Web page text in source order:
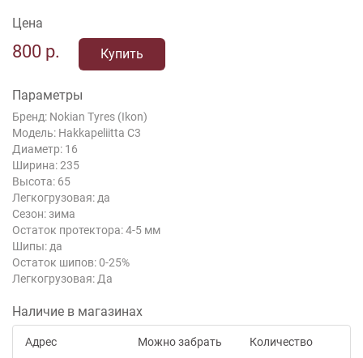
Цена
800 р. Купить
Параметры
Бренд: Nokian Tyres (Ikon)
Модель: Hakkapeliitta C3
Диаметр: 16
Ширина: 235
Высота: 65
Легкогрузовая: да
Сезон: зима
Остаток протектора: 4-5 мм
Шипы: да
Остаток шипов: 0-25%
Легкогрузовая: Да
Наличие в магазинах
Адрес Можно забрать Количество